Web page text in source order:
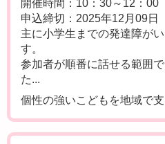
開催時間：10：30～12：00
申込締切：2025年12月09日
主に小学生までの発達障が
す。
参加者が順番に話せる範囲
た...
個性の強いこどもを地域で